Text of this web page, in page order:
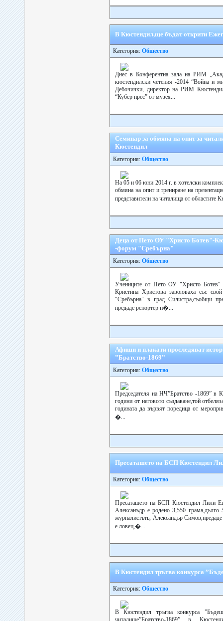
В Кюстендил,ще бъдат открити
Категория: Общество
Днес в Конферентна зала на РИМ
кюстендилски четения -2014 “Война и
Дебочички, директор на РИМ
“Кубер прес” от музея...
Семинар за обмяна на опит за
Кюстендил
Категория: Общество
На 05 и 06 юни 2014 г. в хотелски
обмяна на опит и трениране на
представители на читалища от областите
Деца от Пето ОУ "Христо Ботев"-
-форум "Сребърна"
Категория: Общество
Учениците от Пето ОУ "Христо Ботев"
Кристина Христова завоюваха със
"Сребърна" в град Силистра,съобщи
предаде репортер н�...
Афиши и плакати проследяват
”Братство-1869”
Категория: Общество
Председателя на НЧ”Братство -1869” в
години от неговото създаване,той
годината да вървят поредица от
�...
Пресаташето на БСП Кюстендил
Категория: Общество
Пресаташето на БСП Кюстендил Лили
Алексанъдр е родено 3,550
журналистъть, Александър
е ловец,�...
В Кюстендил тръгва конкурса
Категория: Общество
В Кюстендил тръгва конкурса
читалище”Братство-1869” в